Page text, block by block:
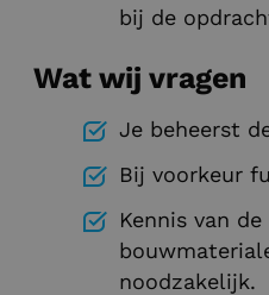
bij de
Wat wij vragen
Je beheerst
Bij voorkeur
Kennis van
noodzakelijk.